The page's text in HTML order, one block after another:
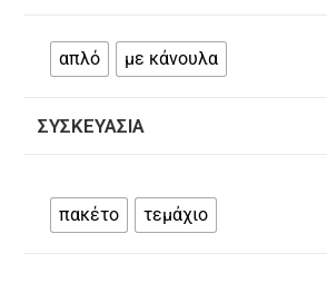
απλό με κάνουλα
ΣΥΣΚΕΥΑΣΊΑ
πακέτο τεμάχιο